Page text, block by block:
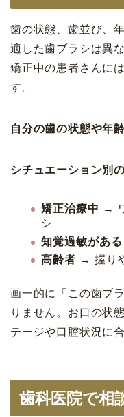
歯の状態、歯並び、
適した歯ブラシは異
矯正中の患者さんに
す。
自分の歯の状態や年
シチュエーション別の
矯正治療中 →
シ
知覚過敏がある
高齢者 → 握り
画一的に「この歯ブ
りません。お口の状
テージや口腔状況に
歯科医院で相